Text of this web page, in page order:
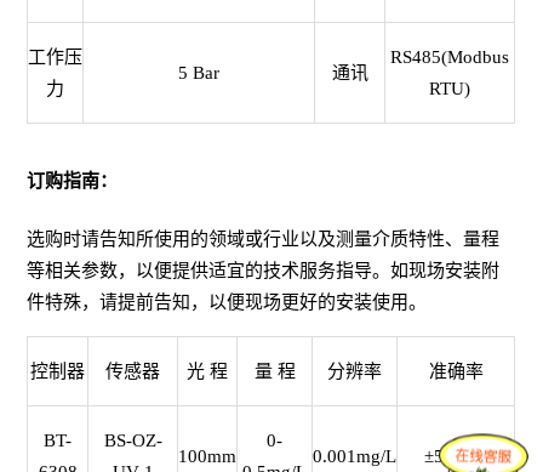
工作压
力
5 Bar 通讯
RS485(Modbus
RTU)
订购指南：
选购时请告知所使用的领域或行业以及测量介质特性、量程
等相关参数，以便提供适宜的技术服务指导。如现场安装附
件特殊，请提前告知，以便现场更好的安装使用。
控制器 传感器 光 程 量 程 分辨率 准确率
BT-
BS-OZ-
100mm
0-
0.001mg/L ±5%F.S.